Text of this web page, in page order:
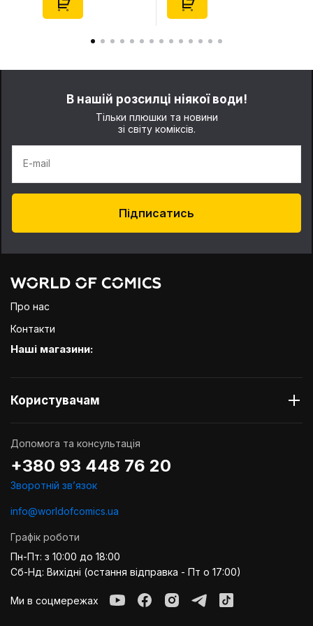
(29347)
(21372)
В нашій розсилці ніякої води!
Тільки плюшки та новини
зі світу коміксів.
E-mail
Підписатись
Про нас
Контакти
Наші магазини:
Користувачам
Допомога та консультація
+380 93 448 76 20
Зворотній звʼязок
info@worldofcomics.ua
Графік роботи
Пн-Пт: з 10:00 до 18:00
Сб-Нд: Вихідні (остання відправка - Пт о 17:00)
Ми в соцмережах